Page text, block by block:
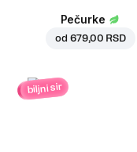
Pečurke
od 679,00 RSD
biljni sir